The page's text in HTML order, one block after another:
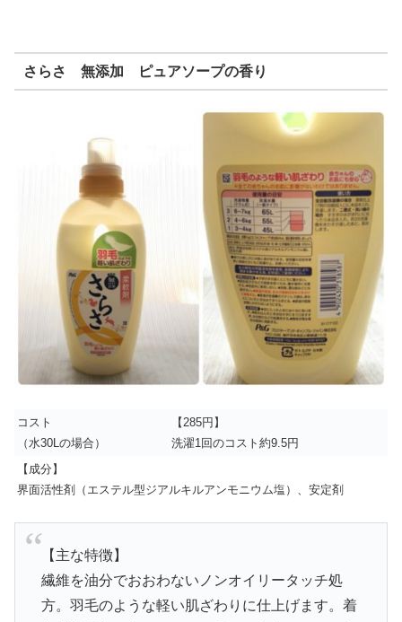
さらさ 無添加 ピュアソープの香り
コスト
（水30Lの場合）
【285円】
洗濯1回のコスト約9.5円
【成分】
界面活性剤（エステル型ジアルキルアンモニウム塩）、安定剤
【主な特徴】
繊維を油分でおおわないノンオイリータッチ処
方。羽毛のような軽い肌ざわりに仕上げます。着